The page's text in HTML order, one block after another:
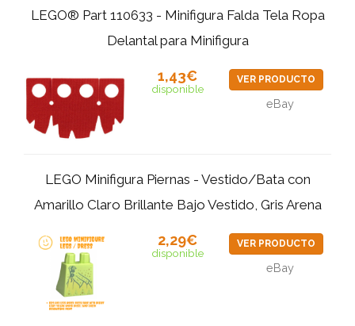
LEGO® Part 110633 - Minifigura Falda Tela Ropa
Delantal para Minifigura
1,43€
disponible
VER PRODUCTO
eBay
LEGO Minifigura Piernas - Vestido/Bata con
Amarillo Claro Brillante Bajo Vestido, Gris Arena
2,29€
disponible
VER PRODUCTO
eBay